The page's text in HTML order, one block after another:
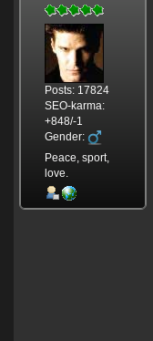
Posts: 17824
SEO-karma:
+848/-1
Gender:
Peace, sport,
love.